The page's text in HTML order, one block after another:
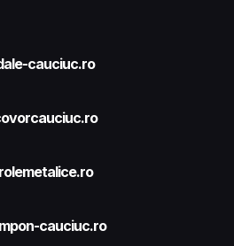
cauciuc.ro
cauciuc.ro